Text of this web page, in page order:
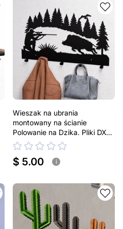
Wieszak na ubrania
montowany na ścianie
Polowanie na Dzika. Pliki DXF,
SVG do cięcia plazmowego i
laserowego
$ 5.00 i